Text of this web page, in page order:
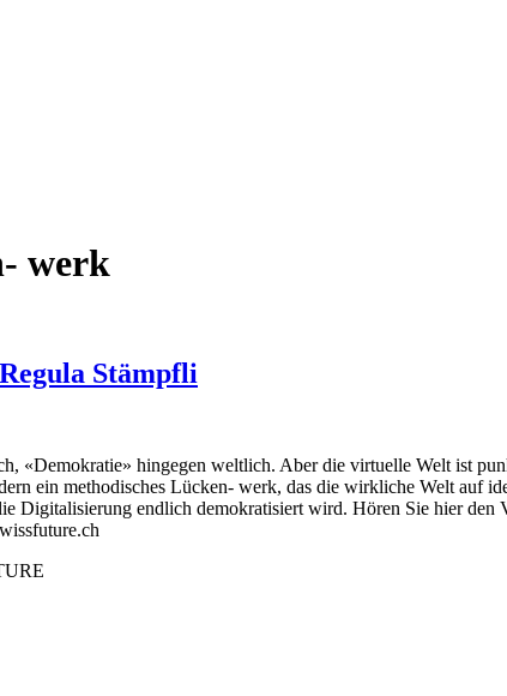
werk
Stämpfli
«Demokratie» hingegen weltlich. Aber die virtuelle Welt ist
ein methodisches Lücken- werk, das die wirkliche Welt auf
Digitalisierung endlich demokratisiert wird. Hören Sie hier